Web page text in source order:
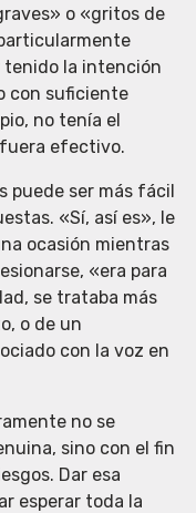
o «gritos de
tenido la intención
con suficiente
no tenía el
efectivo.
puede ser más fácil
«Sí, así es», le
ocasión mientras
«era para
se trataba más
o de un
con la voz en
no se
sino con el fin
Dar esa
esperar toda la